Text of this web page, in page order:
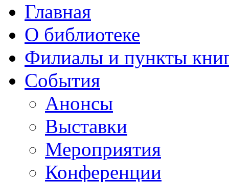
Главная
О библиотеке
Филиалы и пункты
События
Анонсы
Выставки
Мероприятия
Конференции